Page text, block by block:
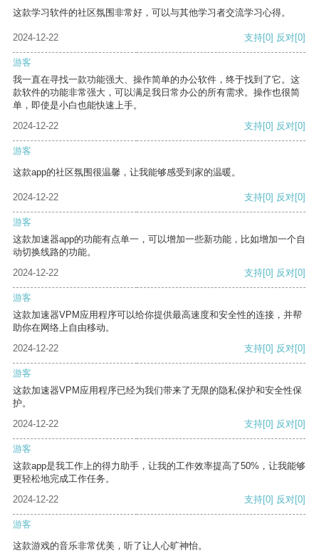
这款学习软件的社区氛围非常好，可以与其他学习者交流学习心得。
2024-12-22 支持[0] 反对[0]
游客
我一直在寻找一款功能强大、操作简单的办公软件，终于找到了它。这
款软件的功能非常强大，可以满足我日常办公的所有需求。操作也很简
单，即使是小白也能快速上手。
2024-12-22
支持[0] 反对[0]
游客
这款app的社区氛围很温馨，让我能够感受到家的温暖。
2024-12-22 支持[0] 反对[0]
游客
这款加速器app的功能有点单一，可以增加一些新功能，比如增加一个自
动切换线路的功能。
2024-12-22
支持[0] 反对[0]
游客
这款加速器VPM应用程序可以给你提供最高速度和安全性的连接，并帮
助你在网络上自由移动。
2024-12-22
支持[0] 反对[0]
游客
这款加速器VPM应用程序已经为我们带来了无限的隐私保护和安全性保
护。
2024-12-22
支持[0] 反对[0]
游客
这款app是我工作上的得力助手，让我的工作效率提高了50%，让我能够
更轻松地完成工作任务。
2024-12-22
支持[0] 反对[0]
游客
这款游戏的音乐非常优美，听了让人心旷神怡。